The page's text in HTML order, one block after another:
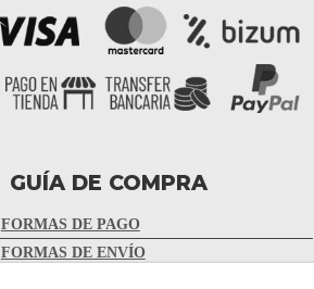
GUÍA DE COMPRA
FORMAS DE PAGO
FORMAS DE ENVÍO